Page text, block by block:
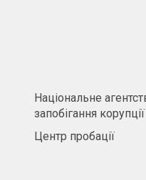
Національне
запобігання корупції
Центр пробації